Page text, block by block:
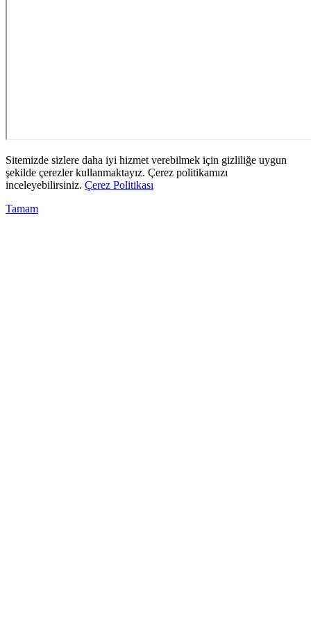
Sitemizde sizlere daha iyi hizmet verebilmek için gizliliğe uygun
şekilde çerezler kullanmaktayız. Çerez politikamızı
inceleyebilirsiniz. Çerez Politikası
Tamam